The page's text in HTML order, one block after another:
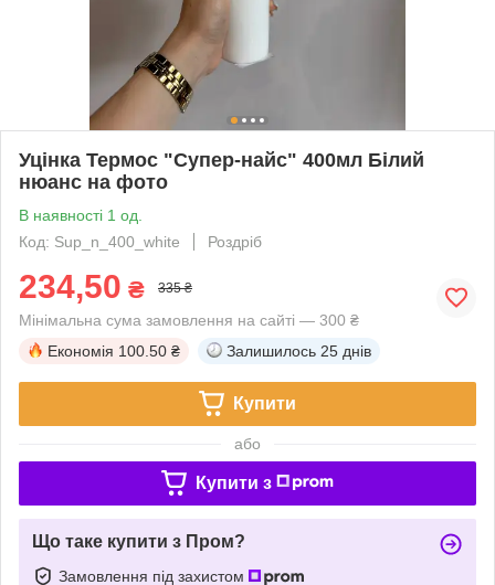
Уцінка Термос "Супер-найс" 400мл Білий
нюанс на фото
В наявності 1 од.
Код: Sup_n_400_white
Роздріб
234,50 ₴ 335 ₴
Мінімальна сума замовлення на сайті — 300 ₴
Економія 100.50 ₴ Залишилось 25 днів
Купити
або
Купити з
Що таке купити з Пром?
Замовлення під захистом